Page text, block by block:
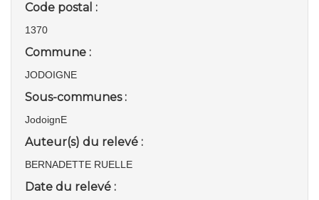
Code postal :
1370
Commune :
JODOIGNE
Sous-communes :
JodoignE
Auteur(s) du relevé :
BERNADETTE RUELLE
Date du relevé :